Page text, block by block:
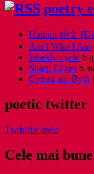
poetry
Haibun 俳文
Am I Who I Am
Weekly cycle 6
Sharp Edges 6
Cymru am Byth
poetic twitter
Twiturile mele
Cele mai